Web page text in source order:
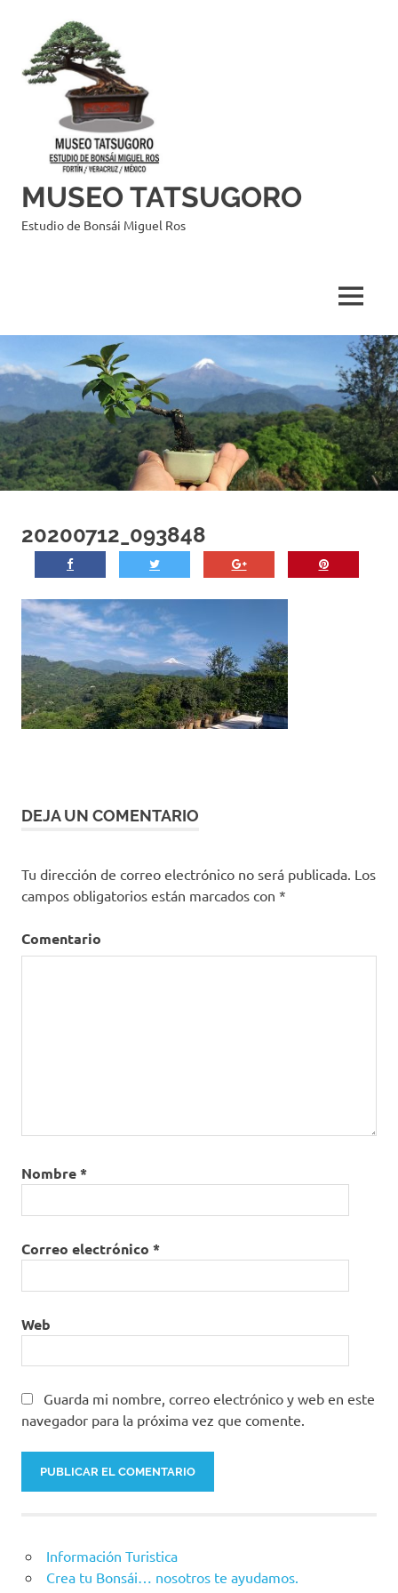
contenido
MUSEO TATSUGORO
Estudio de Bonsái Miguel Ros
MENÚ
20200712_093848
DEJA UN COMENTARIO
Tu dirección de correo electrónico no será publicada. Los
campos obligatorios están marcados con *
Comentario
Nombre*
Correo electrónico *
Web
Guarda mi nombre, correo electrónico y web en este
navegador para la próxima vez que comente.
Información Turistica
Crea tu Bonsái… nosotros te ayudamos.